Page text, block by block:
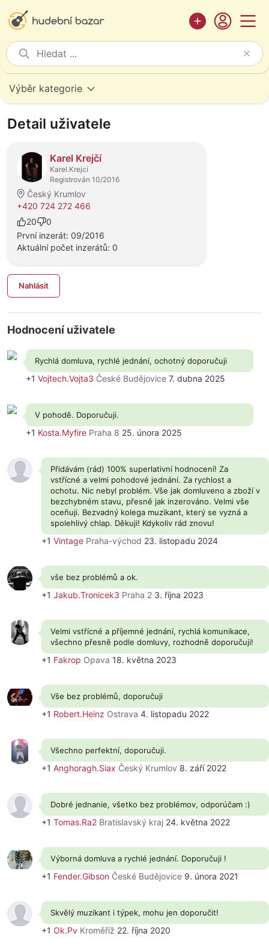
Výběr kategorie
Detail uživatele
Karel Krejčí
Karel.Krejci
Registrován 10/2016
Český Krumlov
+420 724 272 466
20
0
První inzerát: 09/2016
Aktuální počet inzerátů: 0
Nahlásit
Hodnocení uživatele
Rychlá domluva, rychlé jednání, ochotný doporučuji
+1 Vojtech.Vojta3 České Budějovice 7. dubna 2025
V pohodě. Doporučuji.
+1 Kosta.Myfire Praha 8 25. února 2025
Přidávám (rád) 100% superlativní hodnocení! Za
vstřícné a velmi pohodové jednání. Za rychlost a
ochotu. Nic nebyl problém. Vše jak domluveno a zboží v
bezchybném stavu, přesně jak inzerováno. Velmi vše
oceňuji. Bezvadný kolega muzikant, který se vyzná a
spolehlivý chlap. Děkuji! Kdykoliv rád znovu!
+1 Vintage Praha-východ 23. listopadu 2024
vše bez problémů a ok.
+1 Jakub.Tronicek3 Praha 2 3. října 2023
Velmi vstřícné a příjemné jednání, rychlá komunikace,
všechno přesně podle domluvy, rozhodně doporučuji!
+1 Fakrop Opava 18. května 2023
Vše bez problémů, doporučuji
+1 Robert.Heinz Ostrava 4. listopadu 2022
Všechno perfektní, doporučuji.
+1 Anghoragh.Siax Český Krumlov 8. září 2022
Dobré jednanie, všetko bez problémov, odporúčam :)
+1 Tomas.Ra2 Bratislavský kraj 24. května 2022
Výborná domluva a rychlé jednání. Doporučuji !
+1 Fender.Gibson České Budějovice 9. února 2021
Skvělý muzikant i týpek, mohu jen doporučit!
+1 Ok.Pv Kroměříž 22. října 2020